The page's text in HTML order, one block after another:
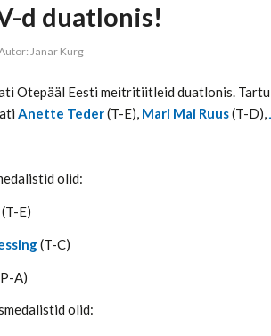
d duatlonis!
Janar Kurg
Otepääl Eesti meitritiitleid duatlonis.
Anette Teder(T-E), Mari Mai Ruus(T-D),
olid:
(T-E)
(T-C)
A)
olid: